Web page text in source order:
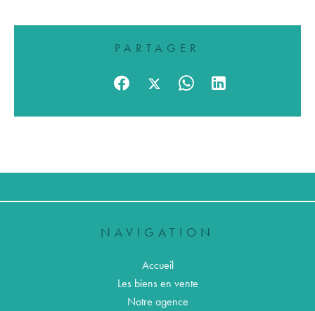
PARTAGER
NAVIGATION
Accueil
Les biens en vente
Notre agence